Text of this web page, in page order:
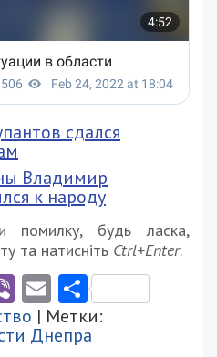
сдался
Владимир
к народу
помилку, будь ласка,
та натисніть Ctrl+Enter.
ViberEmail
| Метки:
Днепра